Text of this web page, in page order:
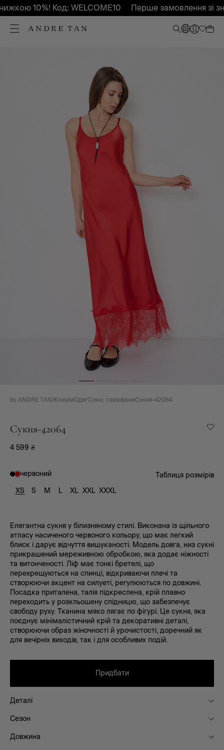
10%! Код: WELCOME10 Перше замовлення зі
by ANDRE TAN ЖінкамОдягСукні, сарафаниСукня-42064
Сукня-42064
4 599 ₴
червоний
XS
S M L XL XXL XXXL
Таблиця розмірів
Елегантна сукня у білизняному стилі. Виконана із щільного
атласу насиченого червоного кольору, що має легкий
блиск і дарує відчуття вишуканості. Модель довга, низ сукні
прикрашений мереживною обробкою, яка додає ніжності
та витонченості. Ліф має тонкі бретелі, що
перехрещуються на спинці, відкриваючи плечі та
створюючи акцент на силуеті, регулюються по довжині.
Посадка приталена, талія підкреслена, крій плавно
переходить у розкльошену спідницю, що забезпечує
свободу руху. Тканина мяко лягає по фігурі. Це сукня, яка
поєднує мінімалістичний крій та декоративні деталі,
створюючи образ жіночності й урочистості, доречний як
для вечірніх виходів, так і для особливих подій.
Придбати
Деталі
Сезон
Довжина